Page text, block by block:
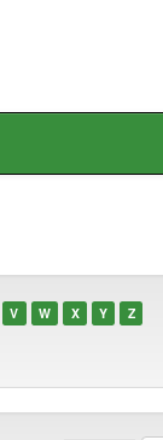
V W X Y Z